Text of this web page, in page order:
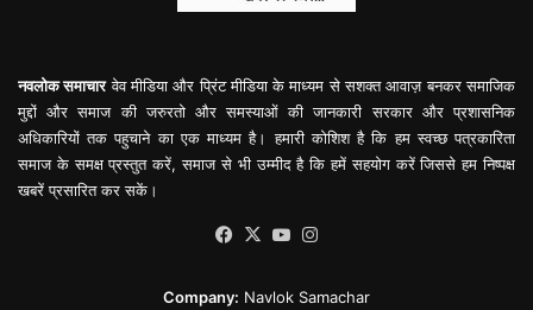
नवलोक समाचारवेव मीडिया और प्रिंट मीडिया के माध्यम से सशक्त आवाज़ बनकर समाजिक
मुद्दों और समाज की जरुरतो और समस्याओं की जानकारी सरकार और प्रशासनिक
अधिकारियों तक पहुचाने का एक माध्यम है। हमारी कोशिश है कि हम स्वच्छ पत्रकारिता
समाज के समक्ष प्रस्तुत करें, समाज से भी उम्मीद है कि हमें सहयोग करें जिससे हम निष्पक्ष
खबरें प्रसारित कर सकें।
Facebook
X YouTube
Company: Navlok Samachar